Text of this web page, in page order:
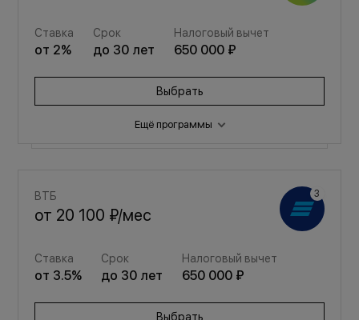
Ставка
от 2%
Срок
до 30 лет
Налоговый вычет
650 000 ₽
Выбрать
Ещё программы
от23 476 ₽ /мес
от3.5% до30 650 000 ₽
Выбрать
ВТБ
от 20 100 ₽/мес
Ставка
от 3.5%
Срок
до 30 лет
Налоговый вычет
650 000 ₽
Выбрать